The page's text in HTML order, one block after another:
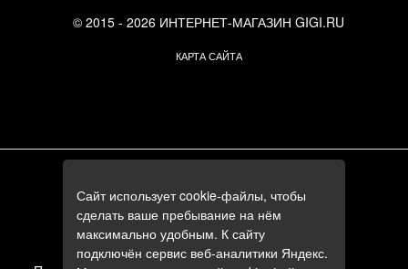
© 2015 - 2026 ИНТЕРНЕТ-МАГАЗИН GIGI.RU
КАРТА САЙТА
+7 (495) 644-84-05
+7 (985) 644-84-05
e-mail:
zakaz@gigi.ru
Сайт использует cookie-файлы, чтобы
сделать ваше пребывание на нём
максимально удобным. К сайту
подключён сервис веб-аналитики Яндекс.